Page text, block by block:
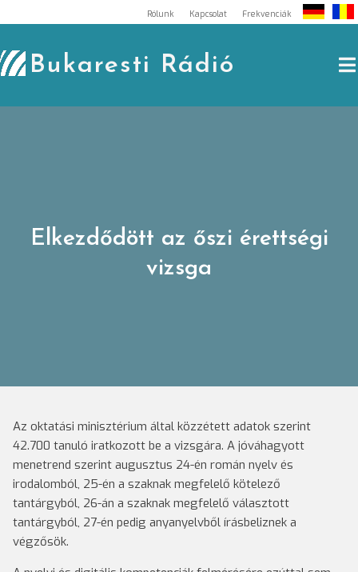
to
content
Rólunk Kapcsolat Frekvenciák
Bukaresti Rádió
Elkezdődött az őszi érettségi
vizsga
Az oktatási minisztérium által közzétett adatok szerint
42.700 tanuló iratkozott be a vizsgára. A jóváhagyott
menetrend szerint augusztus 24-én román nyelv és
irodalomból, 25-én a szaknak megfelelő kötelező
tantárgyból, 26-án a szaknak megfelelő választott
tantárgyból, 27-én pedig anyanyelvből írásbeliznek a
végzősök.